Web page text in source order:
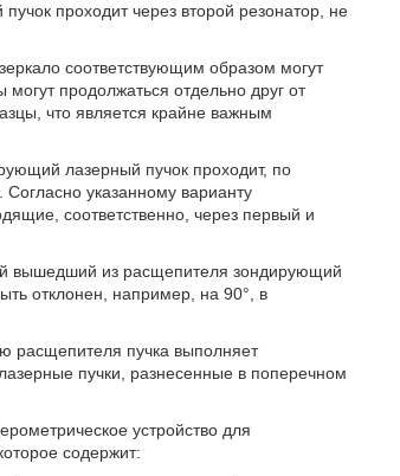
проходит через второй резонатор, не
соответствующим образом могут
продолжаться отдельно друг от
что является крайне важным
лазерный пучок проходит, по
указанному варианту
соответственно, через первый и
вышедший из расщепителя зондирующий
отклонен, например, на 90°, в
расщепителя пучка выполняет
пучки, разнесенные в поперечном
устройство для
содержит: